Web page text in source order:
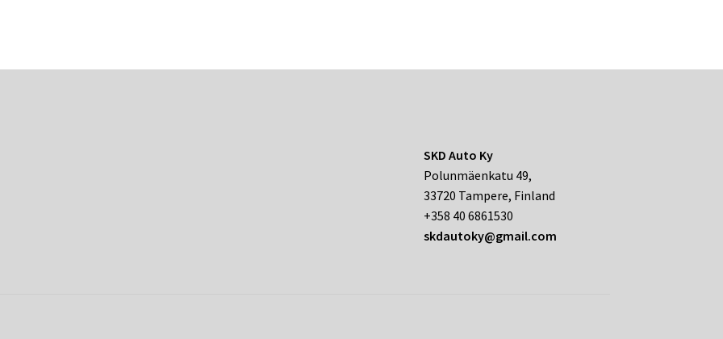
SKD Auto Ky
Polunmäenkatu 49,
33720 Tampere, Finland
+358 40 6861530
skdautoky@gmail.com